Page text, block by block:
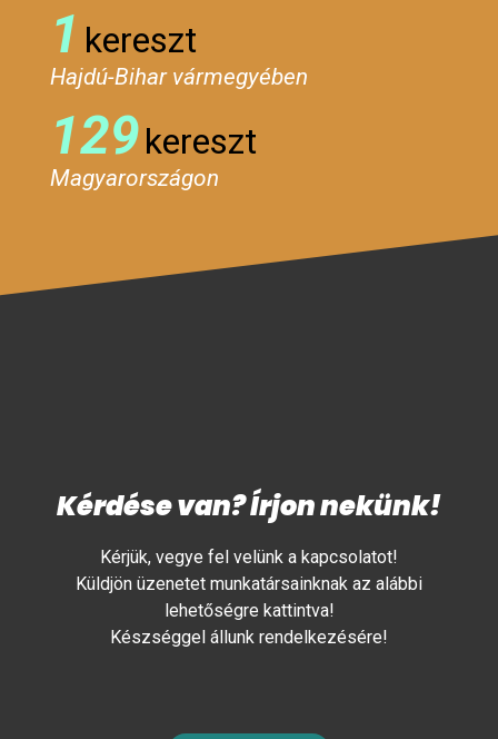
1 kereszt
Hajdú-Bihar vármegyében
129kereszt
Magyarországon
Kérdése van? Írjon nekünk!
Kérjük, vegye fel velünk a kapcsolatot!
Küldjön üzenetet munkatársainknak az alábbi
lehetőségre kattintva!
Készséggel állunk rendelkezésére!